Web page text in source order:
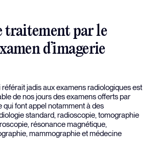
traitement par le
d’imagerie
jadis aux examens radiologiques est
de nos jours des examens offerts par
qui font appel notamment à des
standard, radioscopie, tomographie
résonance magnétique,
mammographie et médecine